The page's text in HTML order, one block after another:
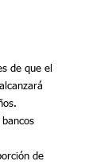
de que el
de